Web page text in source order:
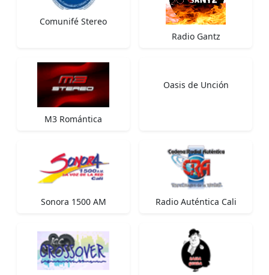
Comunifé Stereo
Radio Gantz
M3 Romántica
Oasis de Unción
Sonora 1500 AM Radio Auténtica Cali